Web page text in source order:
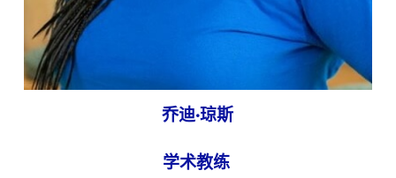
乔迪·琼斯
学术教练